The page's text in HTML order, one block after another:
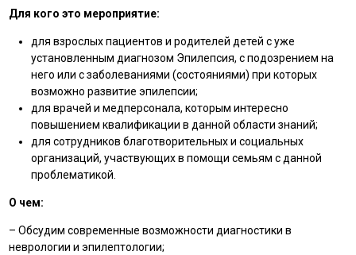
Для кого это мероприятие:
для взрослых пациентов и родителей детей с уже
установленным диагнозом Эпилепсия, с подозрением на
него или с заболеваниями (состояниями) при которых
возможно развитие эпилепсии;
для врачей и медперсонала, которым интересно
повышением квалификации в данной области знаний;
для сотрудников благотворительных и социальных
организаций, участвующих в помощи семьям с данной
проблематикой.
О чем:
– Обсудим современные возможности диагностики в
неврологии и эпилептологии;